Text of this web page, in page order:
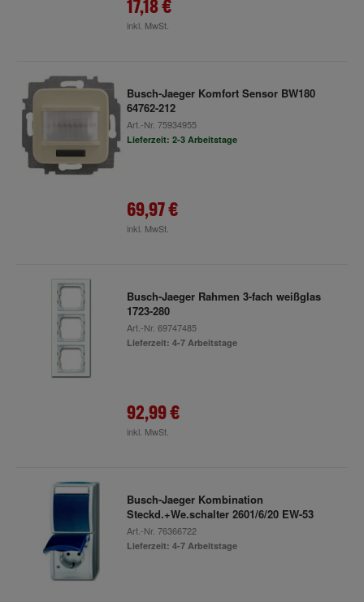
17,18 €
inkl. MwSt.
Busch-Jaeger Komfort Sensor BW180
64762-212
Art.-Nr. 75934955
Lieferzeit: 2-3 Arbeitstage
69,97 €
inkl. MwSt.
Busch-Jaeger Rahmen 3-fach weißglas
1723-280
Art.-Nr. 69747485
Lieferzeit: 4-7 Arbeitstage
92,99 €
inkl. MwSt.
Busch-Jaeger Kombination
Steckd.+We.schalter 2601/6/20 EW-53
Art.-Nr. 76366722
Lieferzeit: 4-7 Arbeitstage